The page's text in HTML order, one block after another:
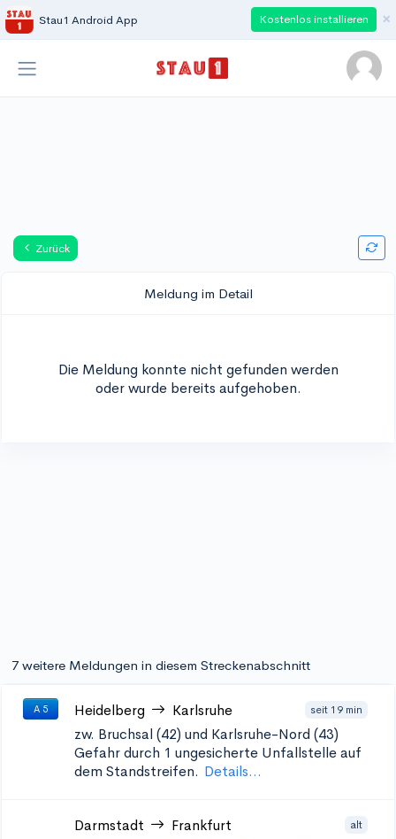
Stau1 Android App Kostenlos installieren ×
Zurück
Meldung im Detail
Die Meldung konnte nicht gefunden werden
oder wurde bereits aufgehoben.
7 weitere Meldungen in diesem Streckenabschnitt
A 5 Heidelberg Karlsruhe seit 19 min
zw. Bruchsal (42) und Karlsruhe-Nord (43)
Gefahr durch 1 ungesicherte Unfallstelle auf
dem Standstreifen. Details...
Darmstadt Frankfurt alt